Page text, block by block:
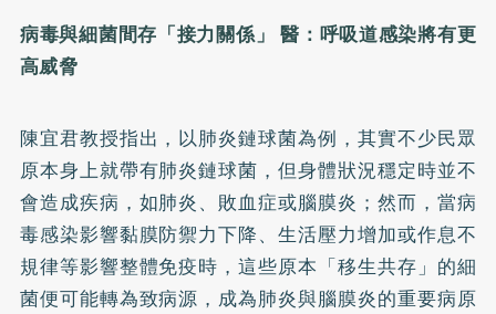
病毒與細菌間存「接力關係」 醫：呼吸道感染將有更
高威脅
陳宜君教授指出，以肺炎鏈球菌為例，其實不少民眾
原本身上就帶有肺炎鏈球菌，但身體狀況穩定時並不
會造成疾病，如肺炎、敗血症或腦膜炎；然而，當病
毒感染影響黏膜防禦力下降、生活壓力增加或作息不
規律等影響整體免疫時，這些原本「移生共存」的細
菌便可能轉為致病源，成為肺炎與腦膜炎的重要病原